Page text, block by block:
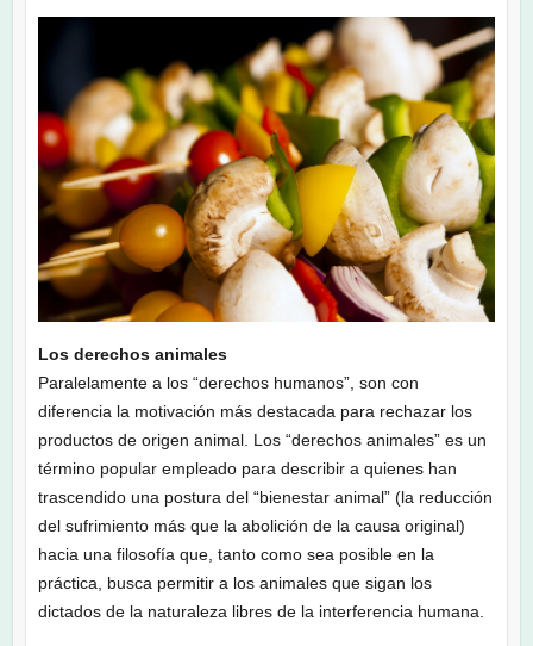
Los derechos animales
Paralelamente a los “derechos humanos”, son con
diferencia la motivación más destacada para rechazar los
productos de origen animal. Los “derechos animales” es un
término popular empleado para describir a quienes han
trascendido una postura del “bienestar animal” (la reducción
del sufrimiento más que la abolición de la causa original)
hacia una filosofía que, tanto como sea posible en la
práctica, busca permitir a los animales que sigan los
dictados de la naturaleza libres de la interferencia humana.